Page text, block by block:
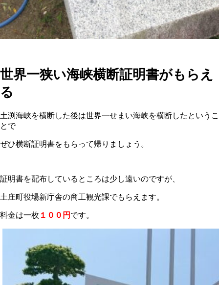
世界一狭い海峡横断証明書がもらえ
る
土渕海峡を横断した後は世界一せまい海峡を横断したというこ
とで
ぜひ横断証明書をもらって帰りましょう。
証明書を配布しているところは少し遠いのですが、
土庄町役場新庁舎の商工観光課でもらえます。
料金は一枚 １００円 です。